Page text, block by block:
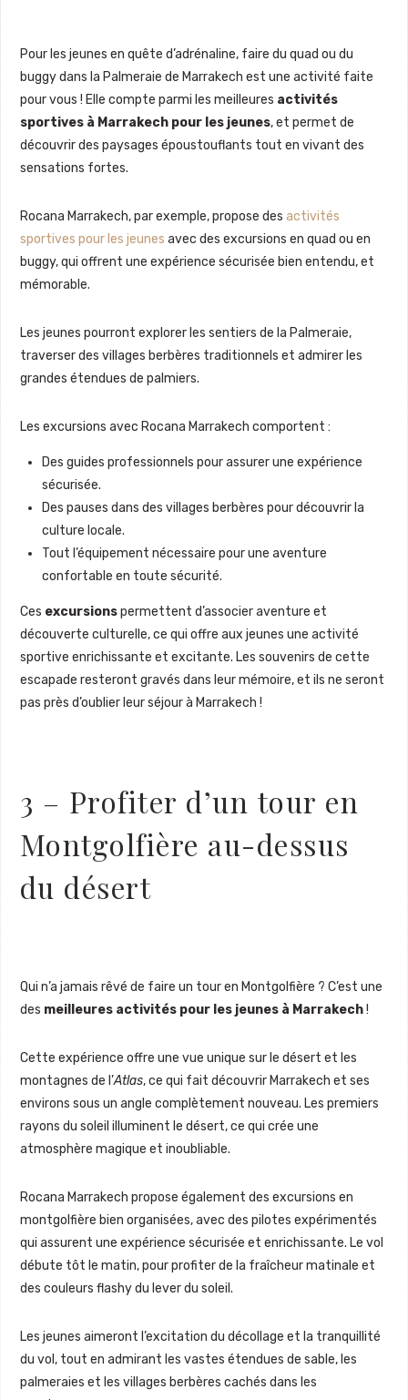
Pour les jeunes en quête d’adrénaline, faire du quad ou du
buggy dans la Palmeraie de Marrakech est une activité faite
pour vous ! Elle compte parmi les meilleures activités
sportives à Marrakech pour les jeunes, et permet de
découvrir des paysages époustouflants tout en vivant des
sensations fortes.
Rocana Marrakech, par exemple, propose des activités
sportives pour les jeunes avec des excursions en quad ou en
buggy, qui offrent une expérience sécurisée bien entendu, et
mémorable.
Les jeunes pourront explorer les sentiers de la Palmeraie,
traverser des villages berbères traditionnels et admirer les
grandes étendues de palmiers.
Les excursions avec Rocana Marrakech comportent :
Des guides professionnels pour assurer une expérience
sécurisée.
Des pauses dans des villages berbères pour découvrir la
culture locale.
Tout l’équipement nécessaire pour une aventure
confortable en toute sécurité.
Ces excursionspermettent d’associer aventure et
découverte culturelle, ce qui offre aux jeunes une activité
sportive enrichissante et excitante. Les souvenirs de cette
escapade resteront gravés dans leur mémoire, et ils ne seront
pas près d’oublier leur séjour à Marrakech !
3 – Profiter d’un tour en
Montgolfière au-dessus
du désert
Qui n’a jamais rêvé de faire un tour en Montgolfière ? C’est une
des meilleures activités pour les jeunes à Marrakech!
Cette expérience offre une vue unique sur le désert et les
montagnes de l’Atlas, ce qui fait découvrir Marrakech et ses
environs sous un angle complètement nouveau. Les premiers
rayons du soleil illuminent le désert, ce qui crée une
atmosphère magique et inoubliable.
Rocana Marrakech propose également des excursions en
montgolfière bien organisées, avec des pilotes expérimentés
qui assurent une expérience sécurisée et enrichissante. Le vol
débute tôt le matin, pour profiter de la fraîcheur matinale et
des couleurs flashy du lever du soleil.
Les jeunes aimeront l’excitation du décollage et la tranquillité
du vol, tout en admirant les vastes étendues de sable, les
palmeraies et les villages berbères cachés dans les